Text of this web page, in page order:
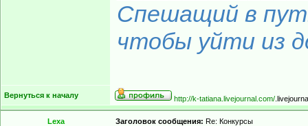
Спешащий в
чтобы уйти из
Вернуться к началу http://k-tatiana.livejournal.com/
Lexa Заголовок сообщения: Re: Конкурсы